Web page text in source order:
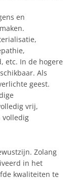
en
etc. In de hogere
Als
geest.
vrij,
volledig
Zolang
in het
kwaliteiten te